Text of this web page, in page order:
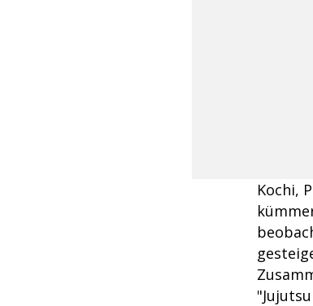
Kochi,